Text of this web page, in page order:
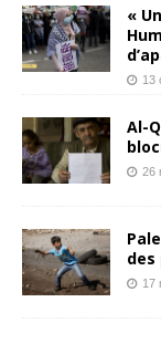
«
13
Al-
26
des
17